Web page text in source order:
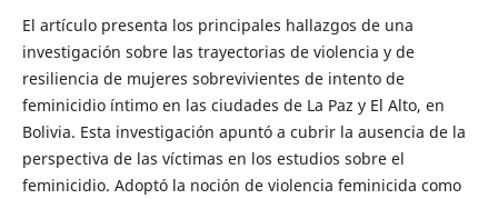
El artículo presenta los principales hallazgos de una
investigación sobre las trayectorias de violencia y de
resiliencia de mujeres sobrevivientes de intento de
feminicidio íntimo en las ciudades de La Paz y El Alto, en
Bolivia. Esta investigación apuntó a cubrir la ausencia de la
perspectiva de las víctimas en los estudios sobre el
feminicidio. Adoptó la noción de violencia feminicida como